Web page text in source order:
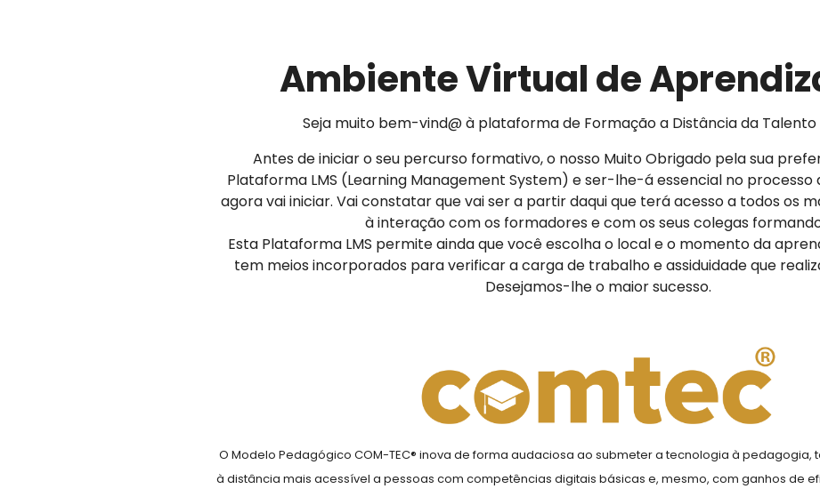
Ambiente Virtual de
Seja muito bem-vind@ à plataforma de Formação a Distância da Talento
Antes de iniciar o seu percurso formativo, o nosso Muito Obrigado pela sua
Plataforma LMS (Learning Management System) e ser-lhe-á essencial no processo
agora vai iniciar. Vai constatar que vai ser a partir daqui que terá acesso a todos os
à interação com os formadores e com os seus colegas
Esta Plataforma LMS permite ainda que você escolha o local e o momento da
tem meios incorporados para verificar a carga de trabalho e assiduidade que
Desejamos-lhe o maior sucesso.
O Modelo Pedagógico COM-TEC® inova de forma audaciosa ao submeter a tecnologia à pedagogia,
à distância mais acessível a pessoas com competências digitais básicas e, mesmo, com ganhos de